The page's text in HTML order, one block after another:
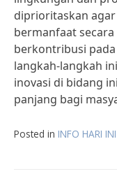
diprioritaskan
bermanfaat
berkontribusi
langkah-langkah
inovasi di bidang
panjang bagi
Posted in INFO HARI INI